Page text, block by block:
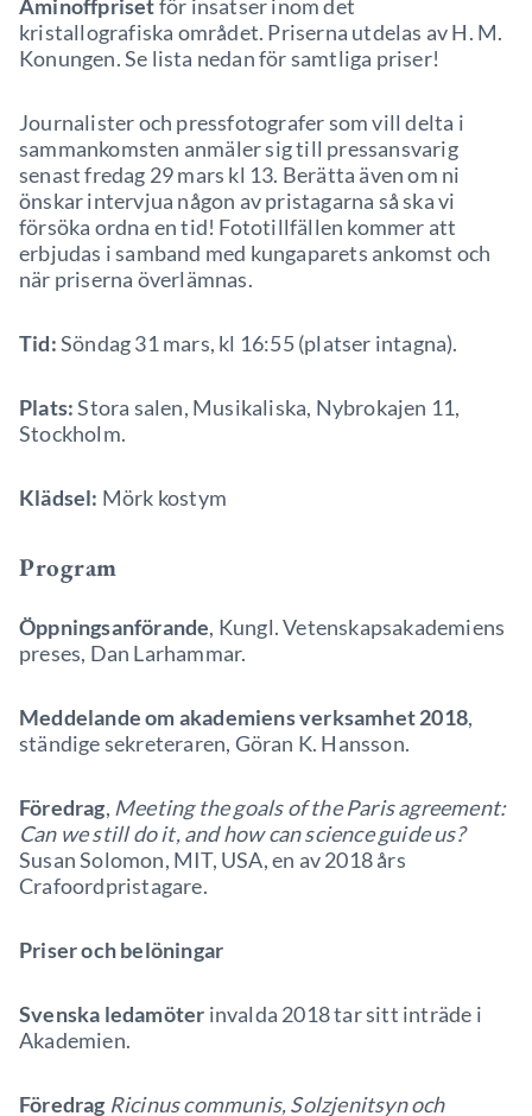
Aminoffprisetför insatser inom det
kristallografiska området. Priserna utdelas av H. M.
Konungen. Se lista nedan för samtliga priser!
Journalister och pressfotografer som vill delta i
sammankomsten anmäler sig till pressansvarig
senast fredag 29 mars kl 13. Berätta även om ni
önskar intervjua någon av pristagarna så ska vi
försöka ordna en tid! Fototillfällen kommer att
erbjudas i samband med kungaparets ankomst och
när priserna överlämnas.
Tid:Söndag 31 mars, kl 16:55 (platser intagna).
Plats:Stora salen, Musikaliska, Nybrokajen 11,
Stockholm.
Klädsel: Mörk kostym
Program
Öppningsanförande, Kungl. Vetenskapsakademiens
preses, Dan Larhammar.
Meddelande om akademiens verksamhet 2018,
ständige sekreteraren, Göran K. Hansson.
Föredrag, Meeting the goals of the Paris agreement:
Can we still do it, and how can science guide us?
Susan Solomon, MIT, USA, en av 2018 års
Crafoordpristagare.
Priser och belöningar
Svenska ledamöter invalda 2018 tar sitt inträde i
Akademien.
Föredrag Ricinus communis, Solzjenitsyn och